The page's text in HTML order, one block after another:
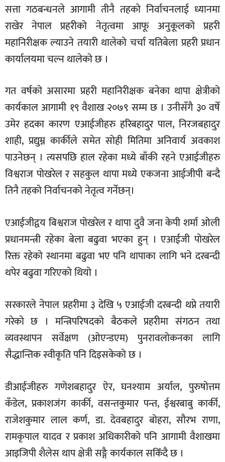
सत्ता गठबन्धनले आगामी तीनै तहको निर्वाचनलाई ध्यानमा
राखेर नेपाल प्रहरीको नेतृत्वमा आफू अनुकूलको प्रहरी
महानिरीक्षक ल्याउने तयारी थालेको चर्चा यतिबेला प्रहरी प्रधान
कार्यालयमा चल्न थालेको छ ।
गत वर्षको असारमा प्रहरी महानिरीक्षक बनेका थापा क्षेत्रीको
कार्यकाल आगामी १९ वैशाख २०७९ सम्म छ । उनीसँगै ३० वर्षे
उमेर हदका कारण एआईजीहरु हरिबहादुर पाल, निरजबहादुर
शाही, प्रद्युम्न कार्कीले समेत सोही मितिमा अनिवार्य अवकाश
पाउनेछन् । त्यसपछि हाल रहेका मध्ये बाँकी रहने एआईजीहरु
विश्वराज पोखरेल र सहकुल थापा मध्ये एकजना आईजीपी बन्दै
तिनै तहको निर्वाचनको नेतृत्व गर्नेछन्।
एआईजीद्वय बिश्वराज पोखरेल र थापा दुवै जना केपी शर्मा ओली
प्रधानमन्त्री रहेका बेला बढुवा भएका हुन् । एआईजी पोखरेल
रिक्त रहेको स्थानमा बढुवा भए पनि थापाका लागि भने दरबन्दी
थपेर बढुवा गरिएको थियो ।
सरकारले नेपाल प्रहरीमा ३ देखि ५ एआईजी दरबन्दी थप्ने तयारी
गरेको छ । मन्त्रिपरिषदको बैठकले प्रहरीमा संगठन तथा
व्यवस्थापन सर्वेक्षण (ओएन्डएम) पुनरावलोकनका लागि
सैद्धान्तिक स्वीकृति पनि दिइसकेको छ ।
डीआईजीहरु गणेशबहादुर ऐर, घनश्याम अर्याल, पुरुषोत्तम
कँडेल, प्रकाशजंग कार्की, वसन्तकुमार पन्त, ईश्वरबाबु कार्की,
राजेशकुमार लाल कर्ण, डा. देवबहादुर बोहरा, सौरभ राणा,
रामकृपाल यादव र प्रकाश अधिकारीको पनि आगामी वैशाखमा
आइजिपी शैलेस थाप क्षेत्री सङ्गै कार्यकाल सकिँदै छ ।